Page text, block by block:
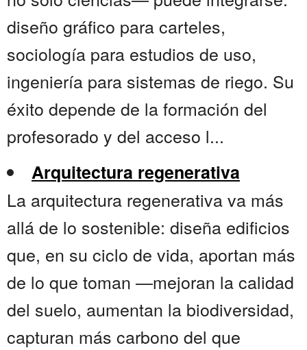
diseño gráfico para carteles,
sociología para estudios de uso,
ingeniería para sistemas de riego. Su
éxito depende de la formación del
profesorado y del acceso l...
Arquitectura regenerativa
La arquitectura regenerativa va más
allá de lo sostenible: diseña edificios
que, en su ciclo de vida, aportan más
de lo que toman —mejoran la calidad
del suelo, aumentan la biodiversidad,
capturan más carbono del que